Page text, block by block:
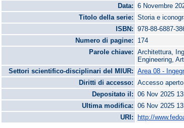
Data:
6 Novembre
Titolo della serie:
Storia e
ISBN:
978-88-6887-
Numero di pagine:
174
Parole chiave:
Architettura,
Engineering,
Settori scientifico-disciplinari del MIUR:
Area 08 -
Diritti di accesso:
Accesso aperto
Depositato il:
06 Nov 2025
Ultima modifica:
06 Nov 2025
URI:
http://